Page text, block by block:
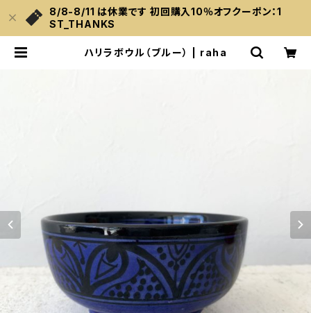
8/8-8/11 は休業です 初回購入10％オフクーポン：1
ST_THANKS
ハリラボウル（ブルー） | raha